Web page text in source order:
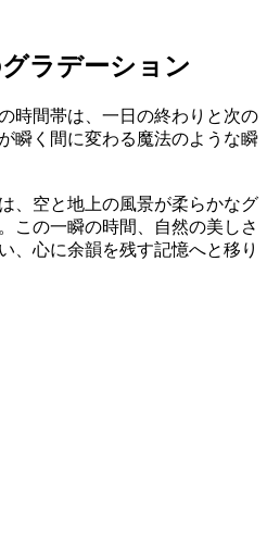
ラデーション
時間帯は、一日の終わりと次の
瞬く間に変わる魔法のような瞬
、空と地上の風景が柔らかなグ
この一瞬の時間、自然の美しさ
、心に余韻を残す記憶へと移り